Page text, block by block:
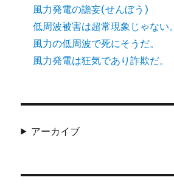
風力発電の譫妄(せんぼう)
低周波被害は超常現象じゃない。
風力の低周波で死にそうだ。
風力発電は狂気であり詐欺だ。
アーカイブ